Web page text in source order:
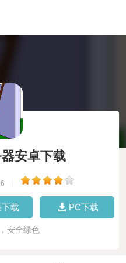
安卓下载
载 PC下载
安全绿色